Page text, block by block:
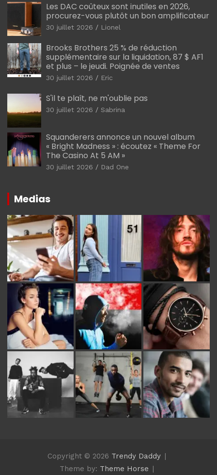
Les DAC coûteux sont inutiles en 2026,
procurez-vous plutôt un bon amplificateur
30 juillet 2026 Lionel
Brooks Brothers 25 % de réduction
supplémentaire sur la liquidation, 87 $ AF1
et plus – le jeudi. Poignée de ventes
30 juillet 2026 Eric
S'il te plaît, ne m'oublie pas
30 juillet 2026 Sabrina
Squanderers annonce un nouvel album
« Bright Madness » : écoutez « Theme For
The Casino At 5 AM »
30 juillet 2026 Dad One
Medias
Copyright © 2026 Trendy Daddy
Theme by: Theme Horse